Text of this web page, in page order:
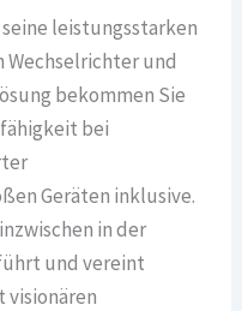
leistungsstarken
und
bekommen Sie
bei
Geräten inklusive.
in der
und vereint
visionären